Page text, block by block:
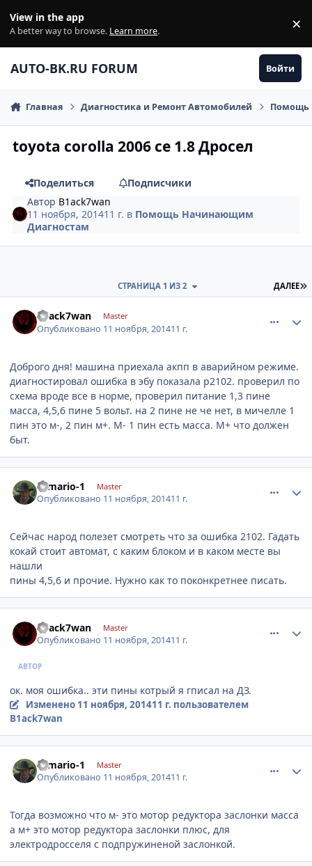
View in the app
A better way to browse. Learn more. ×
AUTO-BK.RU FORUM Войти
Главная Диагностика и Ремонт Автомобилей Помощь
toyota corolla 2006 ce 1.8 Дросел
Поделиться
Подписчики
Автор B1ack7wan
11 ноября, 201411 г. в Помощь Начинающим
Диагностам
ДАЛЕЕ
СТРАНИЦА 1 ИЗ 2
B1ack7wan Master
Опубликовано 11 ноября, 201411 г.
Доброго дня! машина приехала акпп в аварийном режиме.
диагностировал ошибка в эбу показала p2102. проверил по
схема вроде все в норме, проверил питание 1,3 пине
масса, 4,5,6 пине 5 вольт. на 2 пине не че нет, в мичелле 1
пин это м-, 2 пин м+. М- 1 пин есть масса. М+ что должен
быт.
romario-1 Master
Опубликовано 11 ноября, 201411 г.
Сейчас народ полезет смотреть что за ошибка 2102. Гадать
кокай стоит автомат, с каким блоком и в каком месте вы
нашли
пины 4,5,6 и прочие. Нужно как то поконкретнее писать.
B1ack7wan Master
Опубликовано 11 ноября, 201411 г.
АВТОР
ок. моя ошибка.. эти пины котрый я гписал на ДЗ.
Изменено 11 ноября, 201411 г. пользователем
B1ack7wan
romario-1 Master
Опубликовано 11 ноября, 201411 г.
Тогда возможно что м- это мотор редуктора заслонки масса
а м+ это мотор редуктора заслонки плюс, для
электродросселя с подпружиненой заслонкой.